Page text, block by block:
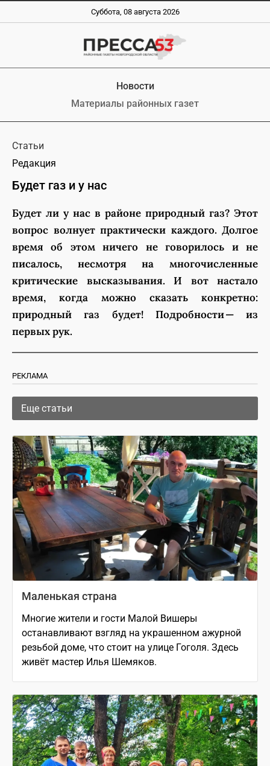
Суббота, 08 августа 2026
Новости
Материалы районных газет
Статьи
Редакция
Будет газ и у нас
Будет ли у нас в районе природный газ? Этот
вопрос волнует практически каждого. Долгое
время об этом ничего не говорилось и не
писалось, несмотря на многочисленные
критические высказывания. И вот настало
время, когда можно сказать конкретно:
природный газ будет! Подробности — из
первых рук.
РЕКЛАМА
Еще статьи
Маленькая страна
Многие жители и гости Малой Вишеры
останавливают взгляд на украшенном ажурной
резьбой доме, что стоит на улице Гоголя. Здесь
живёт мастер Илья Шемяков.